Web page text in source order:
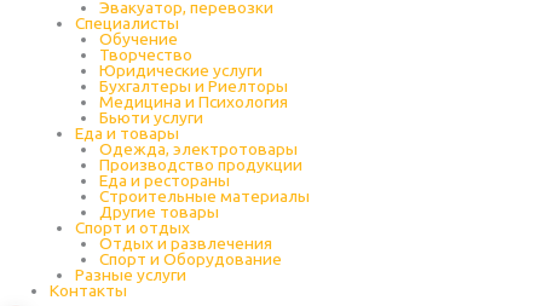
Эвакуатор, перевозки
Специалисты
Обучение
Творчество
Юридические услуги
Бухгалтеры и Риелторы
Медицина и Психология
Бьюти услуги
Еда и товары
Одежда, электротовары
Производство продукции
Еда и рестораны
Строительные материалы
Другие товары
Спорт и отдых
Отдых и развлечения
Спорт и Оборудование
Разные услуги
Контакты